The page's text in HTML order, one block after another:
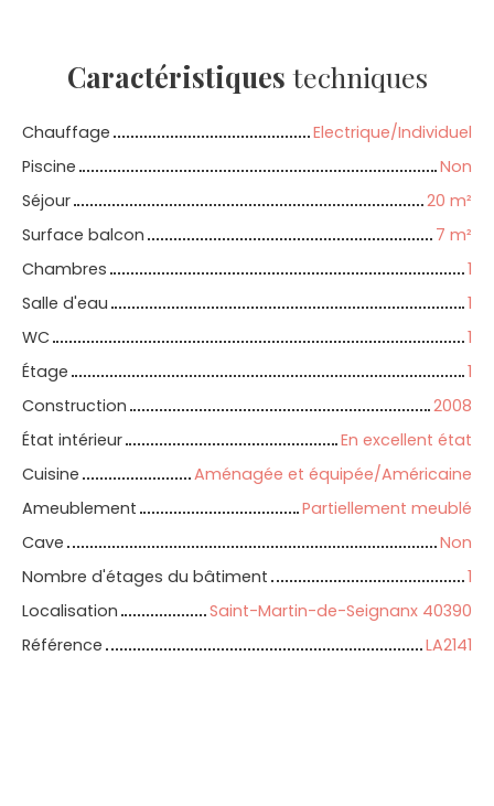
Caractéristiques techniques
Chauffage
Electrique/Individuel
Piscine
Non
Séjour
20 m²
Surface balcon
7 m²
Chambres
1
Salle d'eau
1
WC
1
Étage
1
Construction
2008
État intérieur
En excellent état
Cuisine
Aménagée et équipée/Américaine
Ameublement
Partiellement meublé
Cave
Non
Nombre d'étages du bâtiment
1
Localisation
Saint-Martin-de-Seignanx 40390
Référence
LA2141